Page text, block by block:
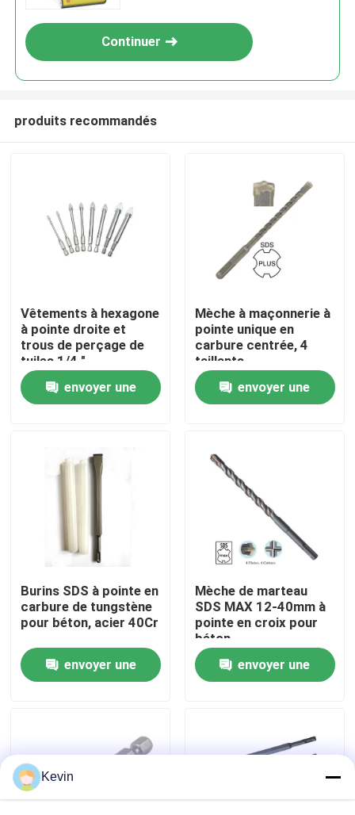
Maison
Produits
Au sujet de nous
Contrôle de qualité
Contactez-nous
Nouvelles
peu de perceuse de hss
Continuer
produits recommandés
Vêtements à hexagone
à pointe droite et
trous de perçage de
tuiles 1/4 "
envoyer une
Mèche à maçonnerie à
pointe unique en
carbure centrée, 4
taillants
envoyer une
Burins SDS à pointe en
carbure de tungstène
pour béton, acier 40Cr
envoyer une
Mèche de marteau
SDS MAX 12-40mm à
pointe en croix pour
béton
envoyer une
Kevin